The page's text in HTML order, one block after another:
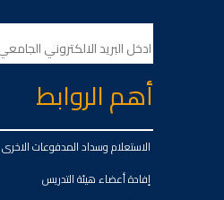
أهم الروابط
الاستعلام وسداد المدفوعات الاخرى
إفادة أعضاء هيئة التدريس